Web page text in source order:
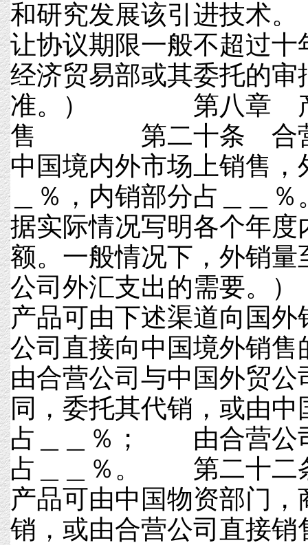
和研究发展该引进技术
让协议期限一般不超过十
经济贸易部或其委托的审
准。） 第八章 产
售 第二十条 合营
中国境内外市场上销售，
＿％，内销部分占＿
据实际情况写明各个年度
额。一般情况下，外销量
公司外汇支出的需要
产品可由下述渠道向
公司直接向中国境外
由合营公司与中国外贸
同，委托其代销，或由
占＿＿％； 由合营公
占＿＿％。 第二十二
产品可由中国物资部门
销，或由合营公司直接